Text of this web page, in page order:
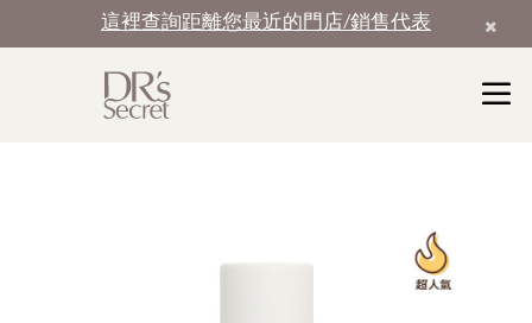
這裡查詢距離您最近的門店/銷售代表